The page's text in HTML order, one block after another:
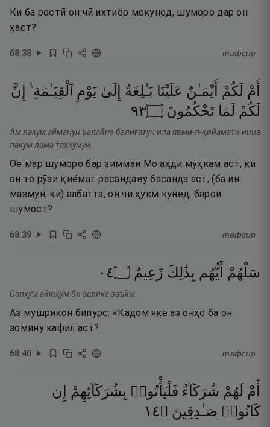
Ки ба ростӣ он чӣ ихтиёр мекунед, шуморо дар он
ҳаст?
68:38 тафсир
أَمْ لَكُمْ أَيْمَـٰنٌ عَلَيْنَا بَـٰلِغَةٌ إِلَىٰ يَوْمِ ٱلْقِيَـٰمَةِ ۙ
إِنَّ
لَكُمْ لَمَا تَحْكُمُونَ ۝٣٩
Ам лакум айманун ъалайна балиғатун ила явми-л-қийамати инна
лакум лама таҳкумун.
Оё мар шуморо бар зиммаи Мо аҳди муҳкам аст, ки
он то рӯзи қиёмат расандаву басанда аст, (ба ин
мазмун, ки) албатта, он чи ҳукм кунед, барои
шумост?
68:39 тафсир
سَلْهُمْ أَيُّهُم بِذَٰلِكَ زَعِيمٌ ۝٤٠
Салҳум айюҳум би залика заъӣм.
Аз мушрикон бипурс: «Кадом яке аз онҳо ба он
зомину кафил аст?
68:40 тафсир
أَمْ لَهُمْ شُرَكَآءُ فَلْيَأْتُوا۟ بِشُرَكَآئِهِمْ
إِن
كَانُوا۟ صَـٰدِقِينَ ۝٤١